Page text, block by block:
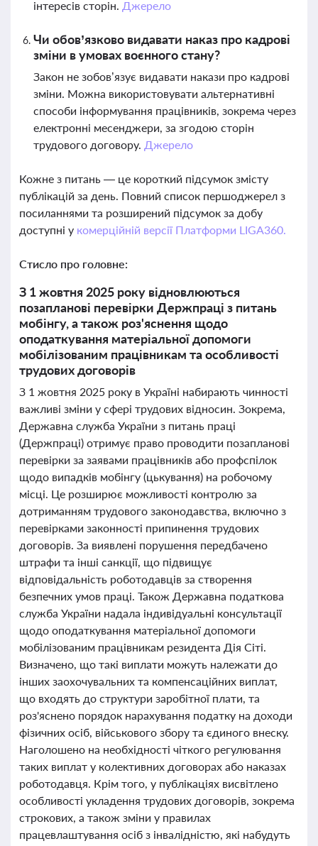
інтересів сторін. Джерело
Чи обов’язково видавати наказ про кадрові
зміни в умовах воєнного стану?
Закон не зобов’язує видавати накази про кадрові
зміни. Можна використовувати альтернативні
способи інформування працівників, зокрема через
електронні месенджери, за згодою сторін
трудового договору. Джерело
Кожне з питань — це короткий підсумок змісту
публікацій за день. Повний список першоджерел з
посиланнями та розширений підсумок за добу
доступні у комерційній версії Платформи LIGA360.
Стисло про головне:
З 1 жовтня 2025 року відновлюються
позапланові перевірки Держпраці з питань
мобінгу, а також роз'яснення щодо
оподаткування матеріальної допомоги
мобілізованим працівникам та особливості
трудових договорів
З 1 жовтня 2025 року в Україні набирають чинності
важливі зміни у сфері трудових відносин. Зокрема,
Державна служба України з питань праці
(Держпраці) отримує право проводити позапланові
перевірки за заявами працівників або профспілок
щодо випадків мобінгу (цькування) на робочому
місці. Це розширює можливості контролю за
дотриманням трудового законодавства, включно з
перевірками законності припинення трудових
договорів. За виявлені порушення передбачено
штрафи та інші санкції, що підвищує
відповідальність роботодавців за створення
безпечних умов праці. Також Державна податкова
служба України надала індивідуальні консультації
щодо оподаткування матеріальної допомоги
мобілізованим працівникам резидента Дія Сіті.
Визначено, що такі виплати можуть належати до
інших заохочувальних та компенсаційних виплат,
що входять до структури заробітної плати, та
роз'яснено порядок нарахування податку на доходи
фізичних осіб, військового збору та єдиного внеску.
Наголошено на необхідності чіткого регулювання
таких виплат у колективних договорах або наказах
роботодавця. Крім того, у публікаціях висвітлено
особливості укладення трудових договорів, зокрема
строкових, а також зміни у правилах
працевлаштування осіб з інвалідністю, які набудуть